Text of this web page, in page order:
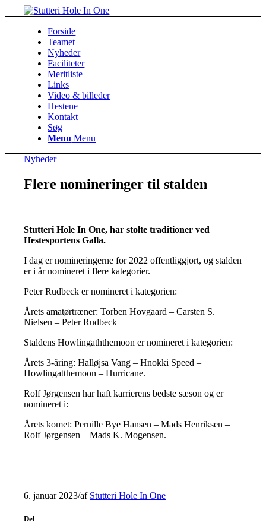
Forside
Teamet
Nyheder
Faciliteter
Meritliste
Links
Video & billeder
Hestene
Kontakt
Søg
Menu Menu
Nyheder
Flere nomineringer til stalden
Stutteri Hole In One, har stolte traditioner ved
Hestesportens Galla.
I dag er nomineringerne for 2022 offentliggjort, og stalden
er i år nomineret i flere kategorier.
Peter Rudbeck er nomineret i kategorien:
Årets amatørtræner: Torben Hovgaard – Carsten S.
Nielsen – Peter Rudbeck
Staldens Howlingaththemoon er nomineret i kategorien:
Årets 3-åring: Halløjsa Vang – Hnokki Speed –
Howlingatthemoon – Hurricane.
Rolf Jørgensen har haft karrierens bedste sæson og er
nomineret i:
Årets komet: Pernille Bye Hansen – Mads Henriksen –
Rolf Jørgensen – Mads K. Mogensen.
6. januar 2023/af Stutteri Hole In One
Del